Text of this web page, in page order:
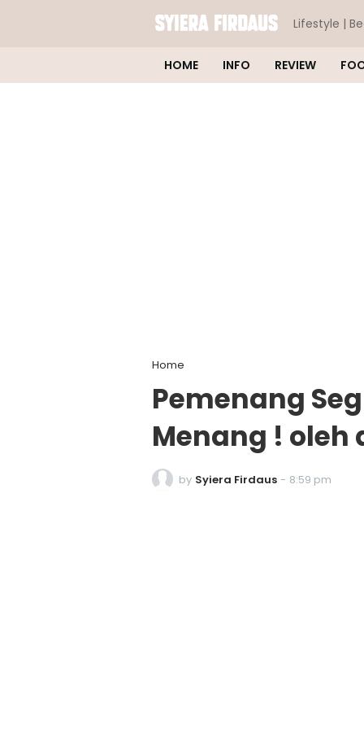
Lifestyle |
HOME INFO REVIEW
Home
Pemenang
Menang !
by Syiera Firdaus - 8:59 pm